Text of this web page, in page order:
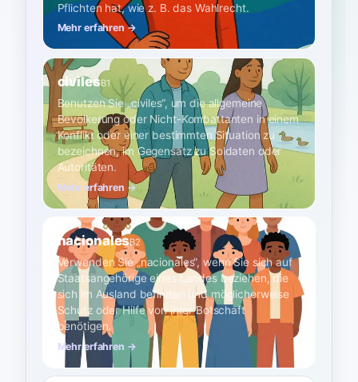
Pflichten hat, wie z. B. das Wahlrecht.
Mehr erfahren →
civilesB1
Benutzen Sie „civiles“, um die allgemeine
Bevölkerung oder Nicht-Kombattanten in einem
Konflikt oder einer bestimmten Situation zu
bezeichnen, im Gegensatz zu Soldaten oder
Autoritäten.
Mehr erfahren →
nacionalesB2
Verwenden Sie „nacionales“, wenn Sie sich auf
Staatsangehörige eines Landes beziehen, die
sich im Ausland befinden und möglicherweise
Schutz oder Hilfe von ihrer Botschaft
benötigen.
Mehr erfahren →